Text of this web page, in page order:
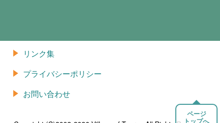
ページ
トップへ
リンク集
プライバシーポリシー
お問い合わせ